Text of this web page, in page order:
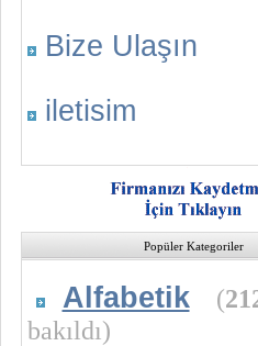
Bize Ulaşın
iletisim
Popüler Kategoriler
Alfabetik (
bakıldı)